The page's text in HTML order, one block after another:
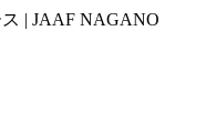
| JAAF NAGANO